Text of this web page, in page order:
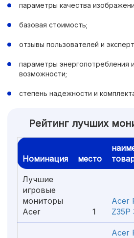
параметры качества
базовая стоимость;
отзывы пользователей и
параметры энергопотребления
возможности;
степень надежности и
Рейтинг лучших
Номинация место
Лучшие
игровые
мониторы
Acer
1
Acer
Z35P
Acer